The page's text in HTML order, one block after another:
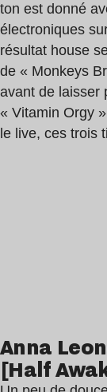
ton est donné
électroniques
résultat house
de « Monkeys
avant de laisser
« Vitamin Orgy
le live, ces trois
Anna
[Half